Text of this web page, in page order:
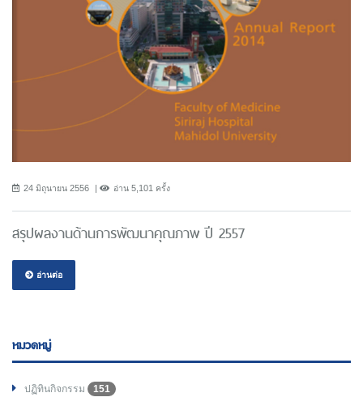
24 มิถุนายน 2556 อ่าน 5,101 ครั้ง
สรุปผลงานด้านการพัฒนาคุณภาพ ปี 2557
อ่านต่อ
หมวดหมู่
ปฏิทินกิจกรรม 151